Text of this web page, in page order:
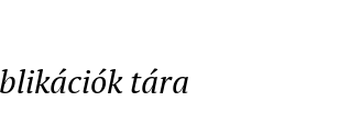
tára